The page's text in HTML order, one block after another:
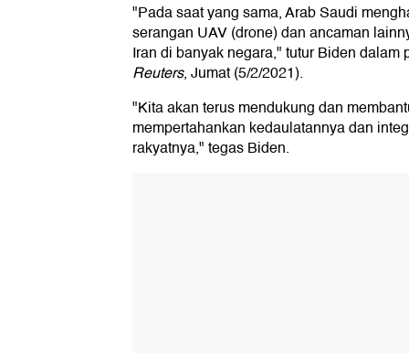
"Pada saat yang sama, Arab Saudi
serangan UAV (drone) dan ancaman
Iran di banyak negara," tutur Biden dalam
Reuters, Jumat (5/2/2021).
"Kita akan terus mendukung dan
mempertahankan kedaulatannya dan
rakyatnya," tegas Biden.